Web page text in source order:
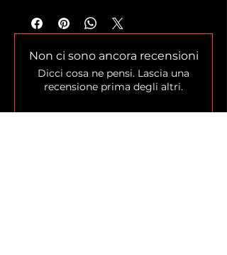
Non ci sono ancora recensioni
Dicci cosa ne pensi. Lascia una
recensione prima degli altri.